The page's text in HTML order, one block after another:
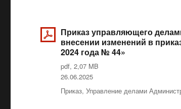
Приказ управляющего
внесении изменений в
2024 года № 44»
pdf, 2,07 MB
Опубликовано
26.06.2025
Рубрики
Приказ,Управление делами